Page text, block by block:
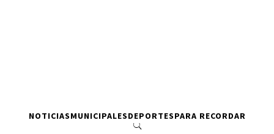
NOTICIASMUNICIPALESDEPORTESPARA RECORDAR